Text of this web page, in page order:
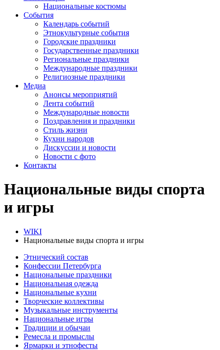
Национальные костюмы
События
Календарь событий
Этнокультурные события
Городские праздники
Государственные праздники
Региональные праздники
Международные праздники
Религиозные праздники
Медиа
Анонсы мероприятий
Лента событий
Международные новости
Поздравления и праздники
Cтиль жизни
Кухни народов
Дискуссии и новости
Новости с фото
Контакты
Национальные виды спорта
и игры
WIKI
Национальные виды спорта и игры
Этнический состав
Конфессии Петербурга
Национальные праздники
Национальная одежда
Национальные кухни
Творческие коллективы
Музыкальные инструменты
Национальные игры
Традиции и обычаи
Ремесла и промыслы
Ярмарки и этнофесты